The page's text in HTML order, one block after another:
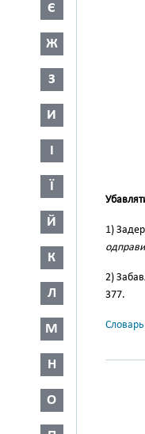
Є
Ж
З
И
І
Ї
Й
К
Л
М
Н
О
1)
2)
377.